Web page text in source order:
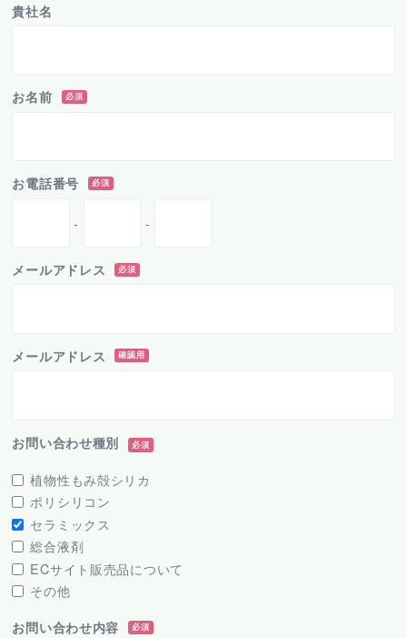
貴社名
お名前 必須
お電話番号 必須
- -
メールアドレス 必須
メールアドレス 確認用
お問い合わせ種別 必須
植物性もみ殻シリカ
ポリシリコン
セラミックス
総合液剤
ECサイト販売品について
その他
お問い合わせ内容 必須